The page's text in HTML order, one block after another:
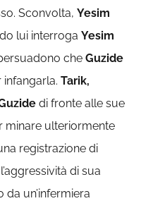
Sconvolta,Yesim
lui interrogaYesim
cheGuzide
infangarla.Tarik,
di fronte alle sue
minare ulteriormente
registrazione di
di sua
un’infermiera